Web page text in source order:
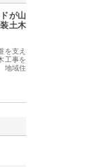
が山
土木
を支え
工事を
地域住